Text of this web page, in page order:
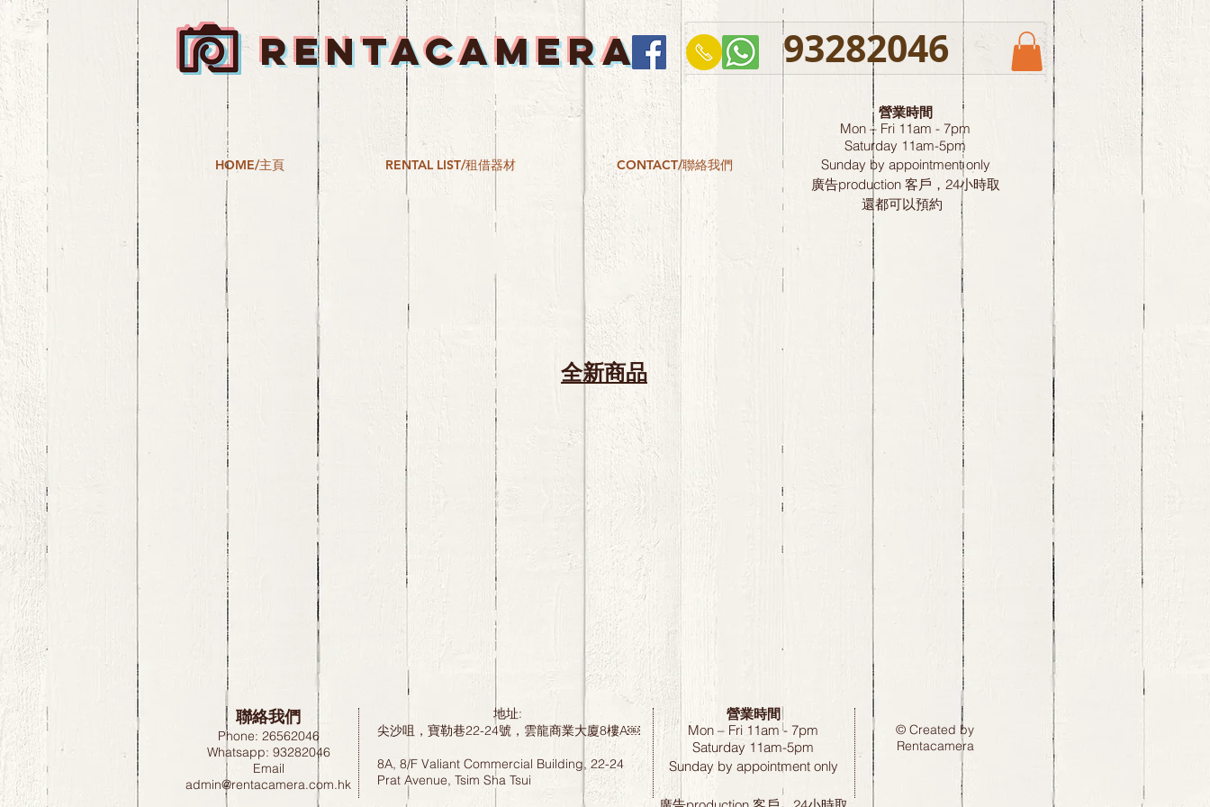
RENTACAMERA 93282046
HOME/主頁 RENTAL LIST/租借器材 CONTACT/聯絡我們
營業時間
Mon – Fri 11am - 7pm
Saturday 11am-5pm
Sunday by appointment only
廣告production 客戶，24小時取
還都可以預約
全新商品
聯絡我們
Phone: 26562046
Whatsapp: 93282046
Email
admin@rentacamera.com.hk
地址:
尖沙咀，寶勒巷22-24號，雲龍商業大廈8樓A￼
8A, 8/F Valiant Commercial Building, 22-24
Prat Avenue, Tsim Sha Tsui
營業時間
Mon – Fri 11am - 7pm
Saturday 11am-5pm
Sunday by appointment only
© Created by
Rentacamera